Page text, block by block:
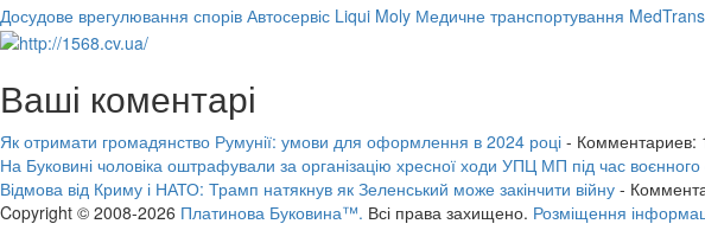
Досудове врегулювання спорів Автосервіс Liqui Moly Медичне транспортування
Ваші коментарі
Як отримати громадянство Румунії: умови для оформлення в 2024 році - Комментариев:
На Буковині чоловіка оштрафували за організацію хресної ходи УПЦ МП під час воєнного
Відмова від Криму і НАТО: Трамп натякнув як Зеленський може закінчити війну -
Copyright © 2008-2026 Платинова Буковина™. Всі права захищено. Розміщення